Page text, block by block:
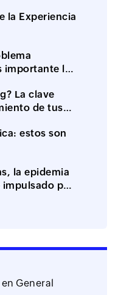
la Experiencia
importante la
La clave
de tus
estos son
la epidemia
por
en General